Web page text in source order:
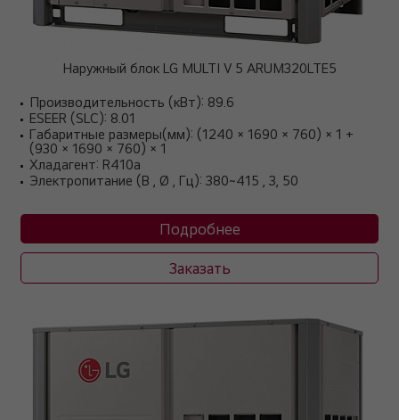
Наружный блок LG MULTI V 5 ARUM320LTE5
Производительность (кВт): 89.6
ESEER (SLC): 8.01
Габаритные размеры(мм): (1240 × 1690 × 760) × 1 +
(930 × 1690 × 760) × 1
Хладагент: R410a
Электропитание (В , Ø , Гц): 380~415 , 3, 50
Подробнее
Заказать